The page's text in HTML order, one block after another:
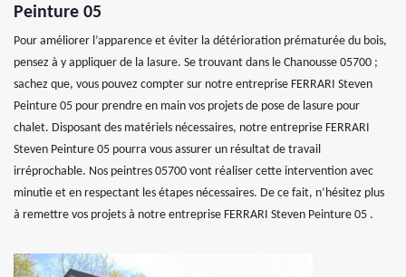
Peinture 05
Pour améliorer l’apparence et éviter la détérioration prématurée du bois,
pensez à y appliquer de la lasure. Se trouvant dans le Chanousse 05700 ;
sachez que, vous pouvez compter sur notre entreprise FERRARI Steven
Peinture 05 pour prendre en main vos projets de pose de lasure pour
chalet. Disposant des matériels nécessaires, notre entreprise FERRARI
Steven Peinture 05 pourra vous assurer un résultat de travail
irréprochable. Nos peintres 05700 vont réaliser cette intervention avec
minutie et en respectant les étapes nécessaires. De ce fait, n’hésitez plus
à remettre vos projets à notre entreprise FERRARI Steven Peinture 05 .